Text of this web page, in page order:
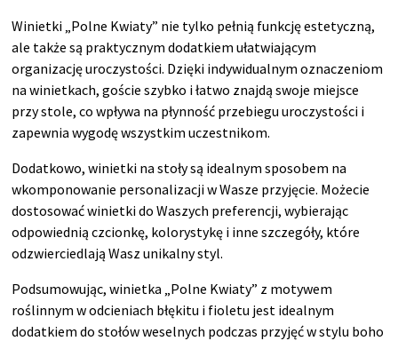
Winietki „Polne Kwiaty” nie tylko pełnią funkcję estetyczną,
ale także są praktycznym dodatkiem ułatwiającym
organizację uroczystości. Dzięki indywidualnym oznaczeniom
na winietkach, goście szybko i łatwo znajdą swoje miejsce
przy stole, co wpływa na płynność przebiegu uroczystości i
zapewnia wygodę wszystkim uczestnikom.
Dodatkowo, winietki na stoły są idealnym sposobem na
wkomponowanie personalizacji w Wasze przyjęcie. Możecie
dostosować winietki do Waszych preferencji, wybierając
odpowiednią czcionkę, kolorystykę i inne szczegóły, które
odzwierciedlają Wasz unikalny styl.
Podsumowując, winietka „Polne Kwiaty” z motywem
roślinnym w odcieniach błękitu i fioletu jest idealnym
dodatkiem do stołów weselnych podczas przyjęć w stylu boho